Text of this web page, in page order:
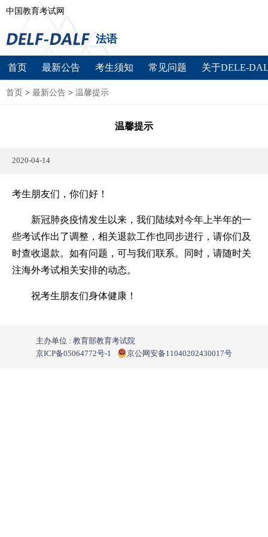
中国教育考试网
法语
首页 最新公告 考生须知 常见问题 关于DELE-
首页 > 最新公告 > 温馨提示
温馨提示
2020-04-14
考生朋友们，你们好！
新冠肺炎疫情发生以来，我们陆续对今年上半年的一
些考试作出了调整，相关退款工作也同步进行，请你们及
时查收退款。如有问题，可与我们联系。同时，请随时关
注海外考试相关安排的动态。
祝考生朋友们身体健康！
主办单位 : 教育部教育考试院
京ICP备05064772号-1
京公网安备11040202430017号